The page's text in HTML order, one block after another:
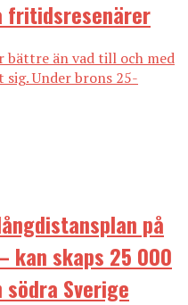
fritidsresenärer
bättre än vad till och med
sig. Under brons 25-
på
kan skaps 25 000
Sverige